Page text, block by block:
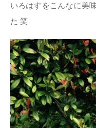
いろはすをこんなに美
た 笑